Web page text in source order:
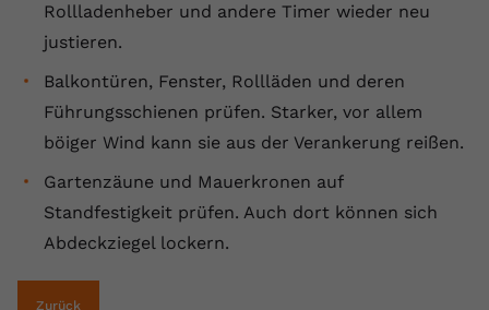
Rollladenheber und andere Timer wieder neu
justieren.
Balkontüren, Fenster, Rollläden und deren
Führungsschienen prüfen. Starker, vor allem
böiger Wind kann sie aus der Verankerung reißen.
Gartenzäune und Mauerkronen auf
Standfestigkeit prüfen. Auch dort können sich
Abdeckziegel lockern.
Zurück